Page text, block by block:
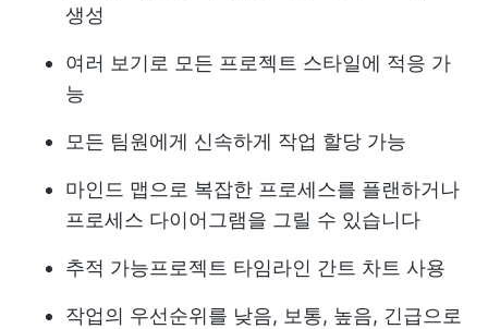
생성
여러 보기로 모든 프로젝트 스타일에 적응 가
능
모든 팀원에게 신속하게 작업 할당 가능
마인드 맵으로 복잡한 프로세스를 플랜하거나
프로세스 다이어그램을 그릴 수 있습니다
추적 가능프로젝트 타임라인 간트 차트 사용
작업의 우선순위를 낮음, 보통, 높음, 긴급으로